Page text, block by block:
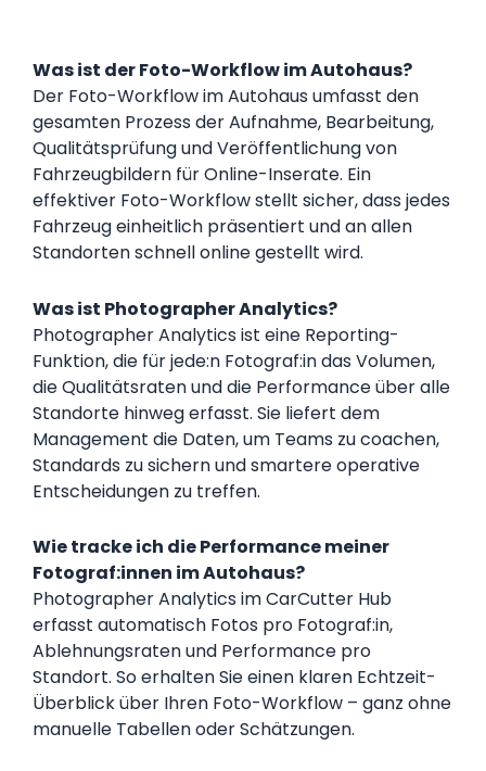
Was ist der Foto-Workflow im Autohaus?
Der Foto-Workflow im Autohaus umfasst den
gesamten Prozess der Aufnahme, Bearbeitung,
Qualitätsprüfung und Veröffentlichung von
Fahrzeugbildern für Online-Inserate. Ein
effektiver Foto-Workflow stellt sicher, dass jedes
Fahrzeug einheitlich präsentiert und an allen
Standorten schnell online gestellt wird.
Was ist Photographer Analytics?
Photographer Analytics ist eine Reporting-
Funktion, die für jede:n Fotograf:in das Volumen,
die Qualitätsraten und die Performance über alle
Standorte hinweg erfasst. Sie liefert dem
Management die Daten, um Teams zu coachen,
Standards zu sichern und smartere operative
Entscheidungen zu treffen.
Wie tracke ich die Performance meiner
Fotograf:innen im Autohaus?
Photographer Analytics im CarCutter Hub
erfasst automatisch Fotos pro Fotograf:in,
Ablehnungsraten und Performance pro
Standort. So erhalten Sie einen klaren Echtzeit-
Überblick über Ihren Foto-Workflow – ganz ohne
manuelle Tabellen oder Schätzungen.